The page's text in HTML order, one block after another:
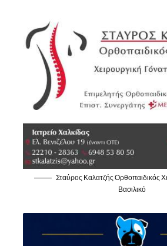
Σταύρος Καλατζής Ορθοπαιδικός
Βασιλικό